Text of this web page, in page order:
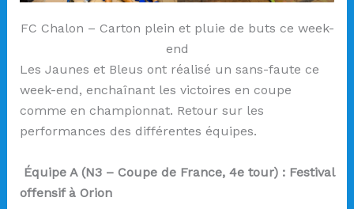
FC Chalon – Carton plein et pluie de buts ce week-
end
Les Jaunes et Bleus ont réalisé un sans-faute ce
week-end, enchaînant les victoires en coupe
comme en championnat. Retour sur les
performances des différentes équipes.
Équipe A (N3 – Coupe de France, 4e tour) : Festival
offensif à Orion